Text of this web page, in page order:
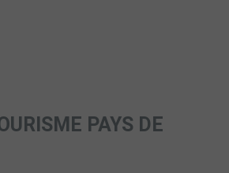
PAYS DE